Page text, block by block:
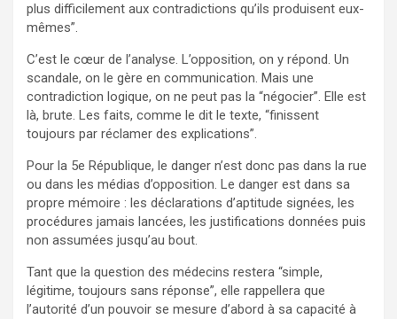
plus difficilement aux contradictions qu’ils produisent eux-
mêmes”.
C’est le cœur de l’analyse. L’opposition, on y répond. Un
scandale, on le gère en communication. Mais une
contradiction logique, on ne peut pas la “négocier”. Elle est
là, brute. Les faits, comme le dit le texte, “finissent
toujours par réclamer des explications”.
Pour la 5e République, le danger n’est donc pas dans la rue
ou dans les médias d’opposition. Le danger est dans sa
propre mémoire : les déclarations d’aptitude signées, les
procédures jamais lancées, les justifications données puis
non assumées jusqu’au bout.
Tant que la question des médecins restera “simple,
légitime, toujours sans réponse”, elle rappellera que
l’autorité d’un pouvoir se mesure d’abord à sa capacité à